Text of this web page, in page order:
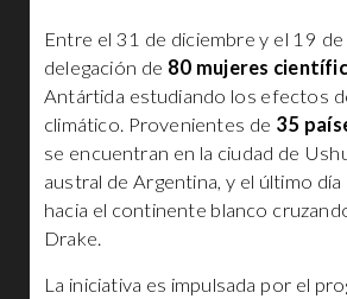
Entre el 31 de diciembre y el 19
delegación de 80 mujeres
Antártida estudiando los efectos
climático. Provenientes de 35
se encuentran en la ciudad de
austral de Argentina, y el último
hacia el continente blanco
Drake.
La iniciativa es impulsada por el